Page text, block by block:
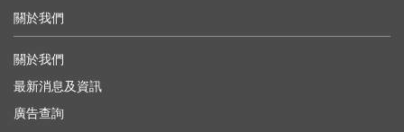
關於我們
關於我們
最新消息及資訊
廣告查詢